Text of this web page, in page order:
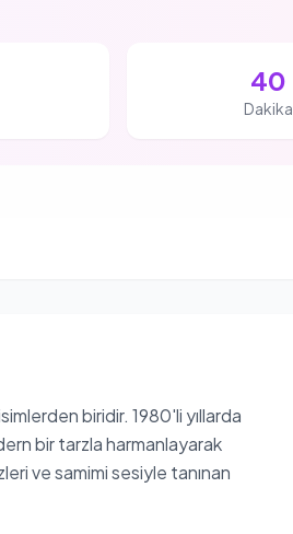
40
Dakika
biridir. 1980'li yıllarda
bir tarzla harmanlayarak
ve samimi sesiyle tanınan